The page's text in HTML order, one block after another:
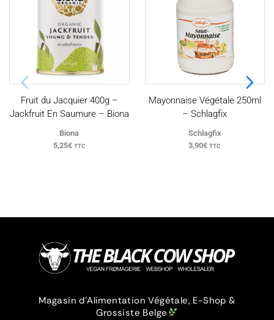
Fruit du Jacquier 400g –
Jackfruit En Saumure – Biona
Biona
5,25€ TTC
Mayonnaise Végétale 250ml
– Schlagfix
Schlagfix
3,90€ TTC
Magasin d’Alimentation Végétale, E-Shop &
Grossiste Belge